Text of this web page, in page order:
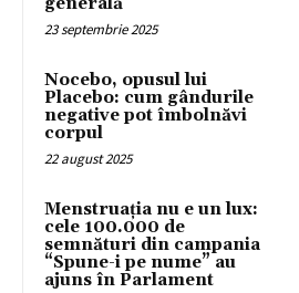
generală
23 septembrie 2025
Nocebo, opusul lui
Placebo: cum gândurile
negative pot îmbolnăvi
corpul
22 august 2025
Menstruația nu e un lux:
cele 100.000 de
semnături din campania
“Spune-i pe nume” au
ajuns în Parlament